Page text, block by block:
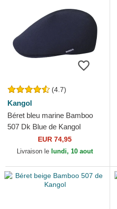
(4.7)
Kangol
Béret bleu marine Bamboo
507 Dk Blue de Kangol
EUR 74,95
Livraison le lundi, 10 aout